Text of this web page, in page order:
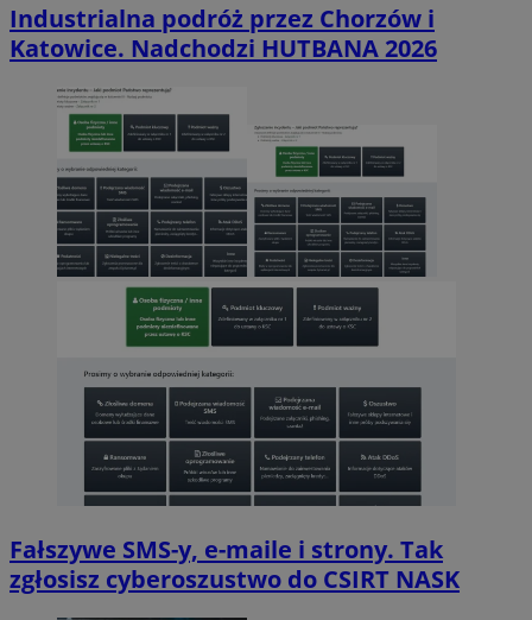
Industrialna podróż przez Chorzów i
Katowice. Nadchodzi HUTBANA 2026
Fałszywe SMS-y, e-maile i strony. Tak
zgłosisz cyberoszustwo do CSIRT NASK